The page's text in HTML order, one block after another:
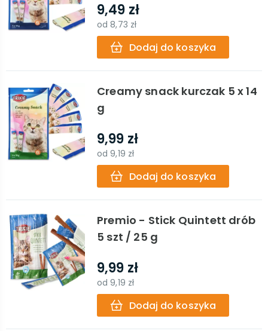
9,49 zł
od8,73 zł
Dodaj do koszyka
Creamy snack kurczak 5 x 14
g
9,99 zł
od9,19 zł
Dodaj do koszyka
Premio - Stick Quintett drób
5 szt / 25 g
9,99 zł
od9,19 zł
Dodaj do koszyka